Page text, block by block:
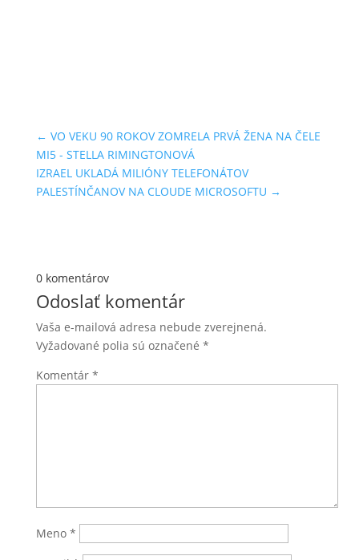
← VO VEKU 90 ROKOV ZOMRELA PRVÁ ŽENA NA ČELE
MI5 - STELLA RIMINGTONOVÁ
IZRAEL UKLADÁ MILIÓNY TELEFONÁTOV
PALESTÍNČANOV NA CLOUDE MICROSOFTU →
0 komentárov
Odoslať komentár
Vaša e-mailová adresa nebude zverejnená.
Vyžadované polia sú označené *
Komentár *
Meno *